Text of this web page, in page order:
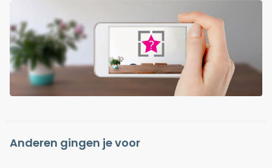
Anderen gingen je voor